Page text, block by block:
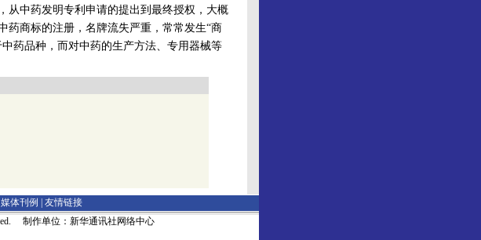
中药发明专利申请的提出到最终授权，大概
药商标的注册，名牌流失严重，常常发生“商
药品种，而对中药的生产方法、专用器械等
媒体刊例
友情链接
制作单位：新华通讯社网络中心